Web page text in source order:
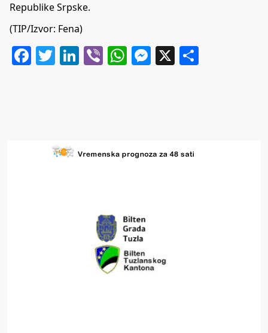
Republike Srpske.
(TIP/Izvor: Fena)
Facebook
Twitter
LinkedIn
ViberWhatsApp
Messenger
X